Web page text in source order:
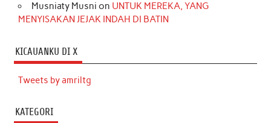
Musniaty Musni on UNTUK MEREKA, YANG
MENYISAKAN JEJAK INDAH DI BATIN
KICAUANKU DI X
Tweets by amriltg
KATEGORI